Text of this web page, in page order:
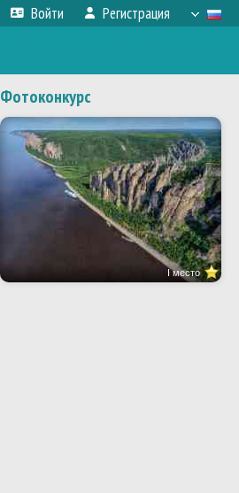
Войти Регистрация
Фотоконкурс
I место